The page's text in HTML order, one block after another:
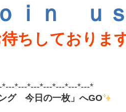
ｉｎ ｕ
ちしておりま
*---*---*---*---*---*---*
ング 今日の一枚」へGO